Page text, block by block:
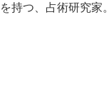
持つ、占術研究家。